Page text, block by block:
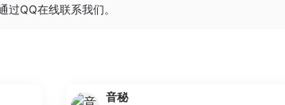
QQ在线联系我们。
音秘